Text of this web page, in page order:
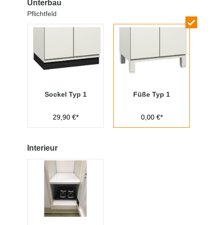
Unterbau
Pflichtfeld
Sockel Typ 1
29,90 €*
Füße Typ 1
0,00 €*
Interieur